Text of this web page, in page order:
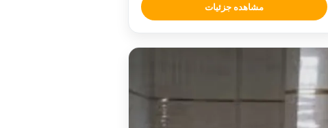
مشاهده جزئیات